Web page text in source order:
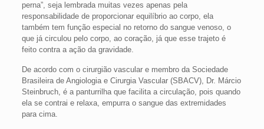
perna”, seja lembrada muitas vezes apenas pela
responsabilidade de proporcionar equilíbrio ao corpo, ela
também tem função especial no retorno do sangue venoso, o
que já circulou pelo corpo, ao coração, já que esse trajeto é
feito contra a ação da gravidade.
De acordo com o cirurgião vascular e membro da Sociedade
Brasileira de Angiologia e Cirurgia Vascular (SBACV), Dr. Márcio
Steinbruch, é a panturrilha que facilita a circulação, pois quando
ela se contrai e relaxa, empurra o sangue das extremidades
para cima.